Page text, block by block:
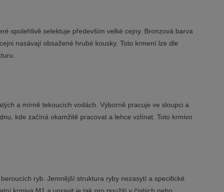
spolehlivě selektuje především velké cejny. Bronzová barva
nasávají obsažené hrubé kousky. Toto krmení lze dle
a mírně tekoucích vodách. Výborně pracuje ve sloupci a
kde začíná okamžitě pracovat a lehce vzlínat. Toto krmivo
ryb. Jemnější struktura ryby nezasytí a specifické
krmiva M1 a upravit je tak pro použití v čistých nebo